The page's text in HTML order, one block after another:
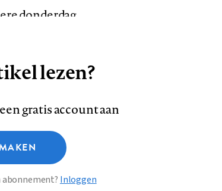
donderdag
Privacy About us
Deze site gebruikt cookies
lezen?
een gratis account aan
abonnement? Inloggen